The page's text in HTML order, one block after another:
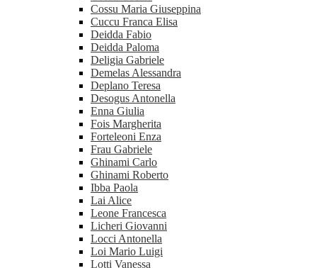
Cossu Maria Giuseppina
Cuccu Franca Elisa
Deidda Fabio
Deidda Paloma
Deligia Gabriele
Demelas Alessandra
Deplano Teresa
Desogus Antonella
Enna Giulia
Fois Margherita
Forteleoni Enza
Frau Gabriele
Ghinami Carlo
Ghinami Roberto
Ibba Paola
Lai Alice
Leone Francesca
Licheri Giovanni
Locci Antonella
Loi Mario Luigi
Lotti Vanessa